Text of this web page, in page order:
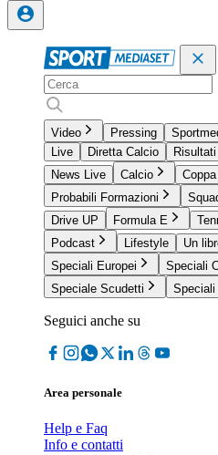
Video Pressing
Live
Diretta Calcio
News Live
Calcio
Probabili Formazioni
Drive UP
Formula E
Podcast
Lifestyle
Un
Speciali Europei
Speciali
Speciale Scudetti
Speciali
Seguici anche su
Area personale
Help e Faq
Info e contatti